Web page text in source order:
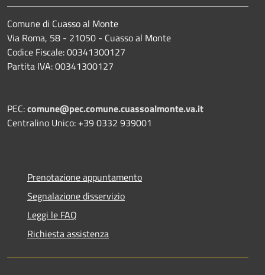
Comune di Cuasso al Monte
Via Roma, 58 - 21050 - Cuasso al Monte
Codice Fiscale: 00341300127
Partita IVA: 00341300127
PEC:comune@pec.comune.cuassoalmonte.va.it
Centralino Unico: +39 0332 939001
Prenotazione appuntamento
Segnalazione disservizio
Leggi le FAQ
Richiesta assistenza